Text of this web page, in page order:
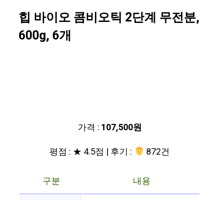
힙 바이오 콤비오틱 2단계 무전분,
600g, 6개
가격 : 107,500원
평점 : ★ 4.5점 | 후기 :
‍‍ 872건
구분
내용